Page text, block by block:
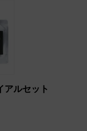
アルセット